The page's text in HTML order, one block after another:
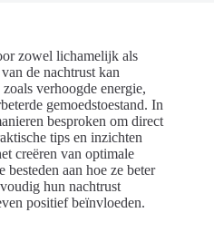
zowel lichamelijk als
de nachtrust kan
verhoogde energie,
gemoedstoestand. In
besproken om direct
tips en inzichten
creëren van optimale
aan hoe ze beter
hun nachtrust
positief beïnvloeden.